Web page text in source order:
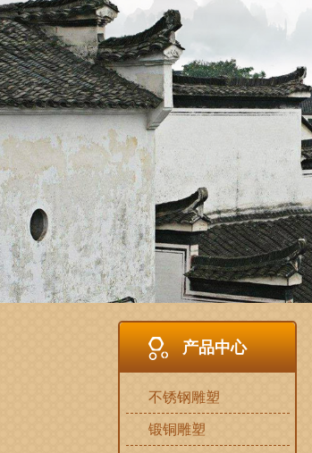
产品中心
不锈钢雕塑
锻铜雕塑